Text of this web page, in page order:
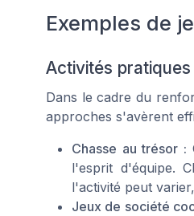
Exemples de
Activités
Dans le cadre du
approches s'avèrent
Chasse au trésor :
l'esprit d'équipe.
l'activité peut
Jeux de société